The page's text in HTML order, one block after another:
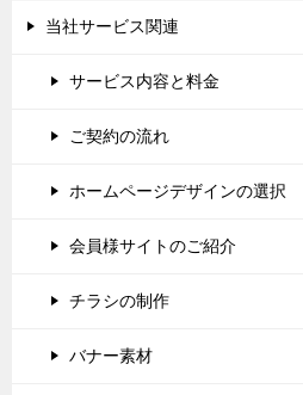
当社サービス関連
サービス内容と料金
ご契約の流れ
ホームページデザインの選択
会員様サイトのご紹介
チラシの制作
バナー素材